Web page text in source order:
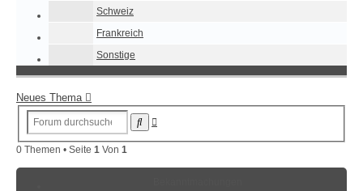
Schweiz
Frankreich
Sonstige
Neues Thema
Suche
0 Themen • Seite 1 Von 1